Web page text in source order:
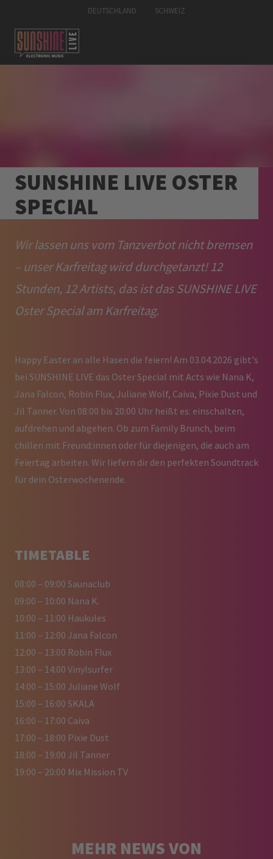
DEUTSCHLAND SCHWEIZ
SUNSHINE LIVE OSTER
SPECIAL
Wir lassen uns vom Tanzverbot nicht bremsen
– unser Karfreitag wird durchgetanzt! 12
Stunden, 12 Artists, das ist das SUNSHINE LIVE
Oster Special am Karfreitag.
Happy Easter an alle Hasen die feiern! Am 03.04.2026 gibt's
bei SUNSHINE LIVE das Oster Special mit Acts wie Nana K,
Jana Falcon, Robin Flux, Juliane Wolf, Caiva, Pixie Dust und
Jil Tanner. Von 08:00 bis 20:00 Uhr heißt es: einschalten,
aufdrehen und abgehen. Ob zum Family Brunch, beim
chillen mit Freund:innen oder für diejenigen, die auch am
Feiertag arbeiten. Wir liefern dir den perfekten Soundtrack
für dein Osterwochenende.
TIMETABLE
08:00 – 09:00 Saunaclub
09:00 – 10:00 Nana K.
10:00 – 11:00 Haukules
11:00 – 12:00 Jana Falcon
12:00 – 13:00 Robin Flux
13:00 – 14:00 Vinylsurfer
14:00 – 15:00 Juliane Wolf
15:00 – 16:00 SKALA
16:00 – 17:00 Caiva
17:00 – 18:00 Pixie Dust
18:00 – 19:00 Jil Tanner
19:00 – 20:00 Mix Mission TV
MEHR NEWS VON